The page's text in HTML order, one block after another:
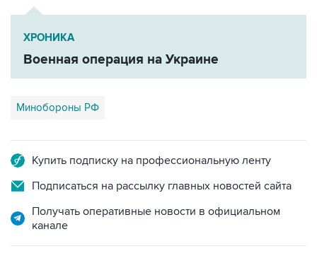
ХРОНИКА
Военная операция на Украине
Минобороны РФ
Купить подписку на профессиональную ленту
Подписаться на рассылку главных новостей сайта
Получать оперативные новости в официальном
канале